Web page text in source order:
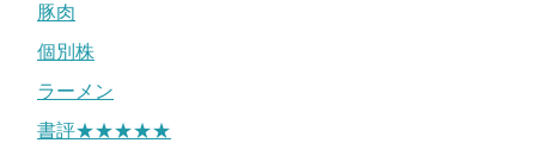
豚肉
個別株
ラーメン
書評★★★★★